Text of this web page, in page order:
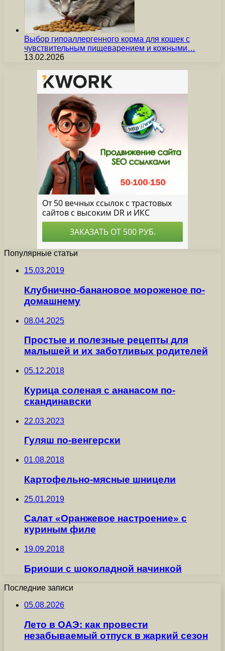
Выбор гипоаллергенного корма для кошек с
чувствительным пищеварением и кожными…
13.02.2026
Популярные статьи
15.03.2019
Клубнично-банановое мороженое по-
домашнему
08.04.2025
Простые и полезные рецепты для
малышей и их заботливых родителей
05.12.2018
Курица соленая с ананасом по-
скандинавски
22.03.2023
Гуляш по-венгерски
01.08.2018
Картофельно-мясные шницели
25.01.2019
Салат «Оранжевое настроение» с
куриным филе
19.09.2018
Бриоши с шоколадной начинкой
Последние записи
05.08.2026
Лето в ОАЭ: как провести
незабываемый отпуск в жаркий сезон